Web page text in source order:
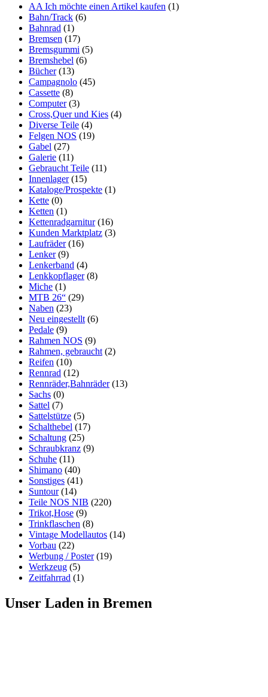
AA Ich möchte einen Artikel kaufen (1)
Bahn/Track (6)
Bahnrad (1)
Bremsen (17)
Bremsgummi (5)
Bremshebel (6)
Bücher (13)
Campagnolo (45)
Cassette (8)
Computer (3)
Cross,Quer und Kies (4)
Diverse Teile (4)
Felgen NOS (19)
Gabel (27)
Galerie (11)
Gebraucht Teile (11)
Innenlager (15)
Kataloge/Prospekte (1)
Kette (0)
Ketten (1)
Kettenradgarnitur (16)
Kunden Marktplatz (3)
Laufräder (16)
Lenker (9)
Lenkerband (4)
Lenkkopflager (8)
Miche (1)
MTB 26“ (29)
Naben (23)
Neu eingestellt (6)
Pedale (9)
Rahmen NOS (9)
Rahmen, gebraucht (2)
Reifen (10)
Rennrad (12)
Rennräder,Bahnräder (13)
Sachs (0)
Sattel (7)
Sattelstütze (5)
Schalthebel (17)
Schaltung (25)
Schraubkranz (9)
Schuhe (11)
Shimano (40)
Sonstiges (41)
Suntour (14)
Teile NOS NIB (220)
Trikot,Hose (9)
Trinkflaschen (8)
Vintage Modellautos (14)
Vorbau (22)
Werbung / Poster (19)
Werkzeug (5)
Zeitfahrrad (1)
Unser Laden in Bremen